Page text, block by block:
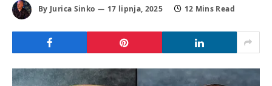
By Jurica Sinko 17 lipnja, 2025 12 Mins Read